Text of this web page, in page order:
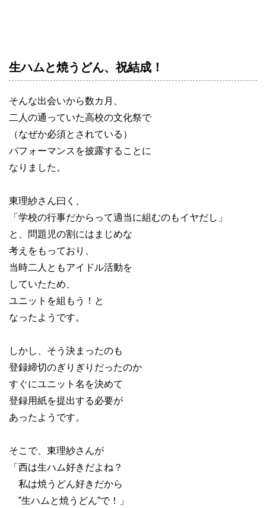
生ハムと焼うどん、祝結成！
そんな出会いから数カ月、
二人の通っていた高校の文化祭で
（なぜか必須とされている）
パフォーマンスを披露することに
なりました。
東理紗さん曰く、
「学校の行事だからって適当に組むのもイヤだし」
と、問題児の割にはまじめな
考えをもっており、
当時二人ともアイドル活動を
していたため、
ユニットを組もう！と
なったようです。
しかし、そう決まったのも
登録締切のぎりぎりだったのか
すぐにユニット名を決めて
登録用紙を提出する必要が
あったようです。
そこで、東理紗さんが
「西は生ハム好きだよね？
私は焼うどん好きだから
”生ハムと焼うどん”で！」